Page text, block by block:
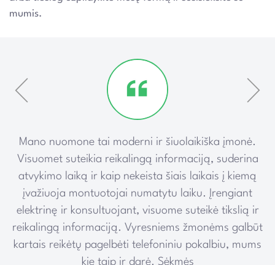
mumis.
Mano nuomone tai moderni ir šiuolaikiška įmonė.
Visuomet suteikia reikalingą informaciją, suderina
atvykimo laiką ir kaip nekeista šiais laikais į kiemą
įvažiuoja montuotojai numatytu laiku. Įrengiant
elektrinę ir konsultuojant, visuome suteikė tikslią ir
reikalingą informaciją. Vyresniems žmonėms galbūt
kartais reikėtų pagelbėti telefoniniu pokalbiu, mums
kie taip ir darė. Sėkmės